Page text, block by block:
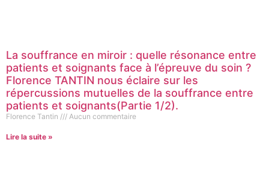
La souffrance en miroir : quelle résonance entre
patients et soignants face à l’épreuve du soin ?
Florence TANTIN nous éclaire sur les
répercussions mutuelles de la souffrance entre
patients et soignants(Partie 1/2).
Florence Tantin Aucun commentaire
Lire la suite »